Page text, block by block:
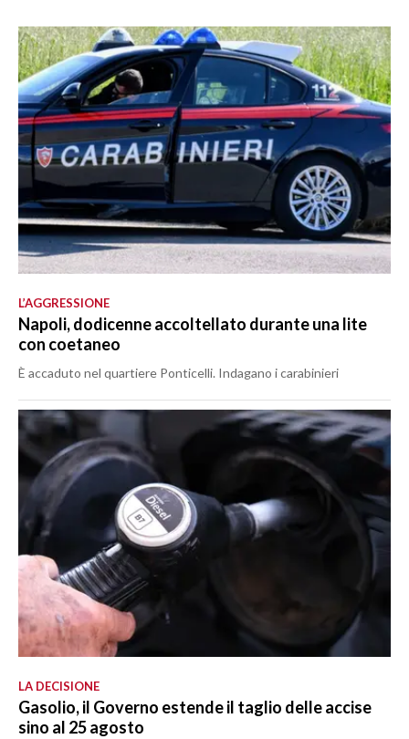
L’AGGRESSIONE
Napoli, dodicenne accoltellato durante una lite
con coetaneo
È accaduto nel quartiere Ponticelli. Indagano i carabinieri
LA DECISIONE
Gasolio, il Governo estende il taglio delle accise
sino al 25 agosto